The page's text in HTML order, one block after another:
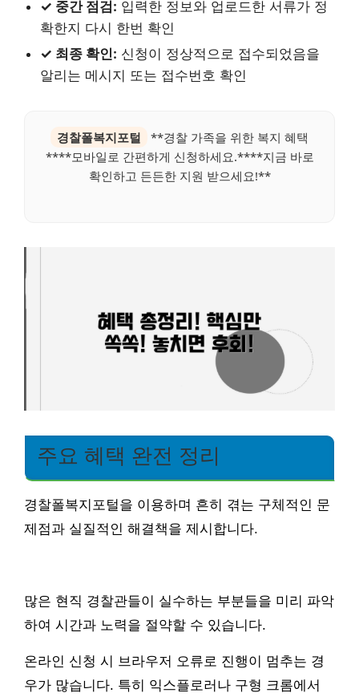
✓ 중간 점검: 입력한 정보와 업로드한 서류가 정
확한지 다시 한번 확인
✓ 최종 확인: 신청이 정상적으로 접수되었음을
알리는 메시지 또는 접수번호 확인
경찰폴복지포털
**경찰 가족을 위한 복지 혜택
****모바일로 간편하게 신청하세요.****지금 바로
확인하고 든든한 지원 받으세요!**
주요 혜택 완전 정리
경찰폴복지포털을 이용하며 흔히 겪는 구체적인 문
제점과 실질적인 해결책을 제시합니다.
많은 현직 경찰관들이 실수하는 부분들을 미리 파악
하여 시간과 노력을 절약할 수 있습니다.
온라인 신청 시 브라우저 오류로 진행이 멈추는 경
우가 많습니다. 특히 익스플로러나 구형 크롬에서